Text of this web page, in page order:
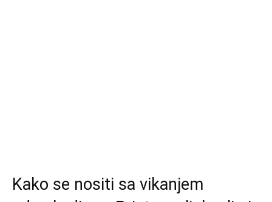
Kako se nositi sa vikanjem